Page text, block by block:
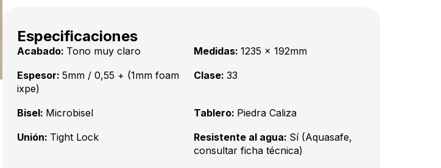
Especificaciones
Acabado: Tono muy claro Medidas: 1235 x 192mm
Espesor: 5mm / 0,55 + (1mm foam
ixpe)
Clase: 33
Bisel: Microbisel Tablero: Piedra Caliza
Unión: Tight Lock Resistente al agua: Sí (Aquasafe,
consultar ficha técnica)